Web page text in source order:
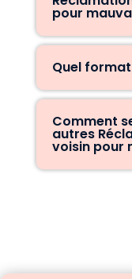
pour
Quel
Comment
autres
voisin pour